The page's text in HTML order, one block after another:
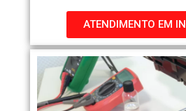
ATENDIMENTO EM